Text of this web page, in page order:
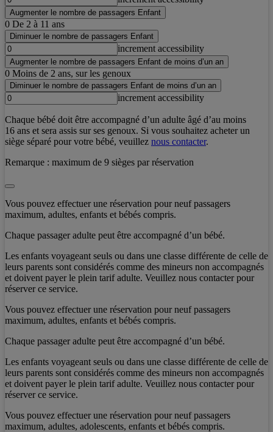
Augmenter le nombre de passagers Enfant
0 De 2 à 11 ans
Diminuer le nombre de passagers Enfant
increment accessibility
Augmenter le nombre de passagers Enfant de moins d’un an
0 Moins de 2 ans, sur les genoux
Diminuer le nombre de passagers Enfant de moins d’un an
increment accessibility
Chaque bébé doit être accompagné d’un adulte âgé d’au moins
16 ans et sera assis sur ses genoux. Si vous souhaitez acheter un
siège séparé pour votre bébé, veuillez nous contacter.
Remarque : maximum de 9 sièges par réservation
Vous pouvez effectuer une réservation pour neuf passagers
maximum, adultes, enfants et bébés compris.
Chaque passager adulte peut être accompagné d’un bébé.
Les enfants voyageant seuls ou dans une classe différente de celle de
leurs parents sont considérés comme des mineurs non accompagnés
et doivent payer le plein tarif adulte. Veuillez nous contacter pour
réserver ce service.
Vous pouvez effectuer une réservation pour neuf passagers
maximum, adultes, enfants et bébés compris.
Chaque passager adulte peut être accompagné d’un bébé.
Les enfants voyageant seuls ou dans une classe différente de celle de
leurs parents sont considérés comme des mineurs non accompagnés
et doivent payer le plein tarif adulte. Veuillez nous contacter pour
réserver ce service.
Vous pouvez effectuer une réservation pour neuf passagers
maximum, adultes, adolescents, enfants et bébés compris.